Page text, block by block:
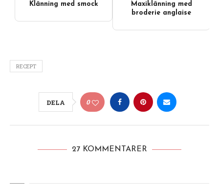
Klänning med smock
Maxiklänning med
broderie anglaise
RECEPT
DELA 0
27 KOMMENTARER